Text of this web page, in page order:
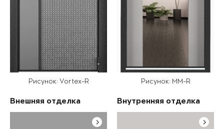
Рисунок: Vortex-R
Внешняя отделка
Рисунок: MM-R
Внутренняя отделка